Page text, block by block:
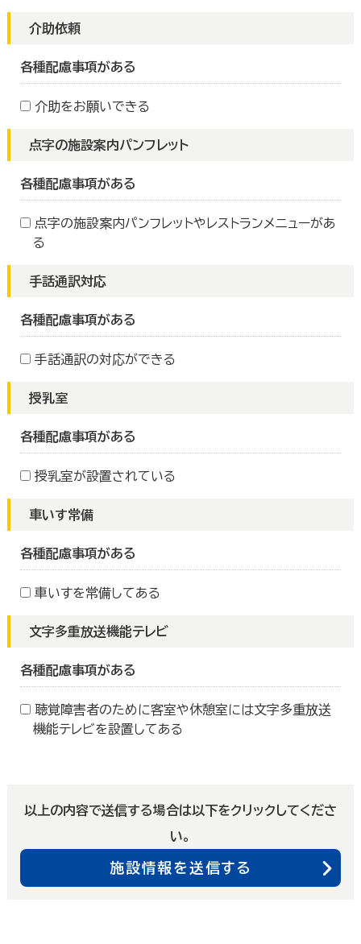
介助依頼
各種配慮事項がある
介助をお願いできる
点字の施設案内パンフレット
各種配慮事項がある
点字の施設案内パンフレットやレストランメニューがあ
る
手話通訳対応
各種配慮事項がある
手話通訳の対応ができる
授乳室
各種配慮事項がある
授乳室が設置されている
車いす常備
各種配慮事項がある
車いすを常備してある
文字多重放送機能テレビ
各種配慮事項がある
聴覚障害者のために客室や休憩室には文字多重放送
機能テレビを設置してある
以上の内容で送信する場合は以下をクリックしてくださ
い。
施設情報を送信する